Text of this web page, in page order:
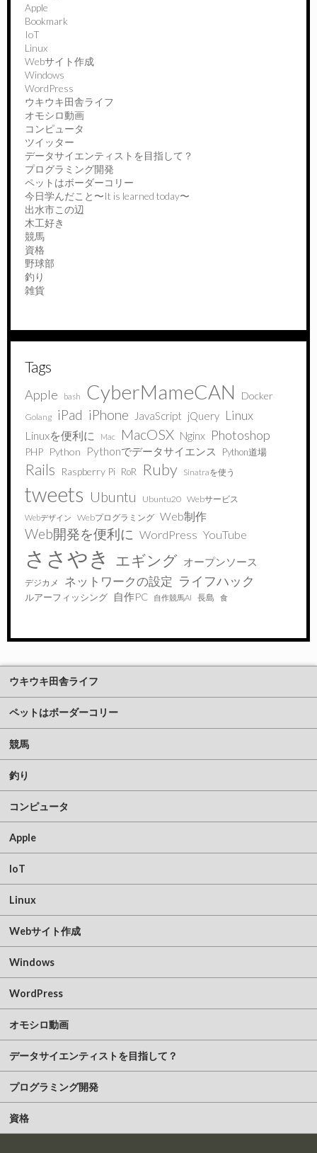
Apple
Bookmark
IoT
Linux
Webサイト作成
Windows
WordPress
ウキウキ田舎ライフ
オモシロ動画
コンピュータ
ツイッター
データサイエンティストを目指して？
プログラミング開発
ペットはボーダーコリー
今日学んだこと〜It is learned today〜
出水市この辺
木工好き
競馬
資格
野球部
釣り
雑貨
Tags
Apple bash CyberMameCAN Docker
Golang iPad iPhone JavaScript jQuery Linux
Linuxを便利に Mac MacOSX Nginx Photoshop
PHP Python Pythonでデータサイエンス Python道場
Rails Raspberry Pi RoR Ruby Sinatraを使う
tweets Ubuntu Ubuntu20 Webサービス
Webデザイン Webプログラミング Web制作
Web開発を便利に WordPress YouTube
ささやき エギング オープンソース
デジカメ ネットワークの設定 ライフハック
ルアーフィッシング 自作PC 自作競馬AI 長島 食
ウキウキ田舎ライフ
ペットはボーダーコリー
競馬
釣り
コンピュータ
Apple
IoT
Linux
Webサイト作成
Windows
WordPress
オモシロ動画
データサイエンティストを目指して？
プログラミング開発
資格